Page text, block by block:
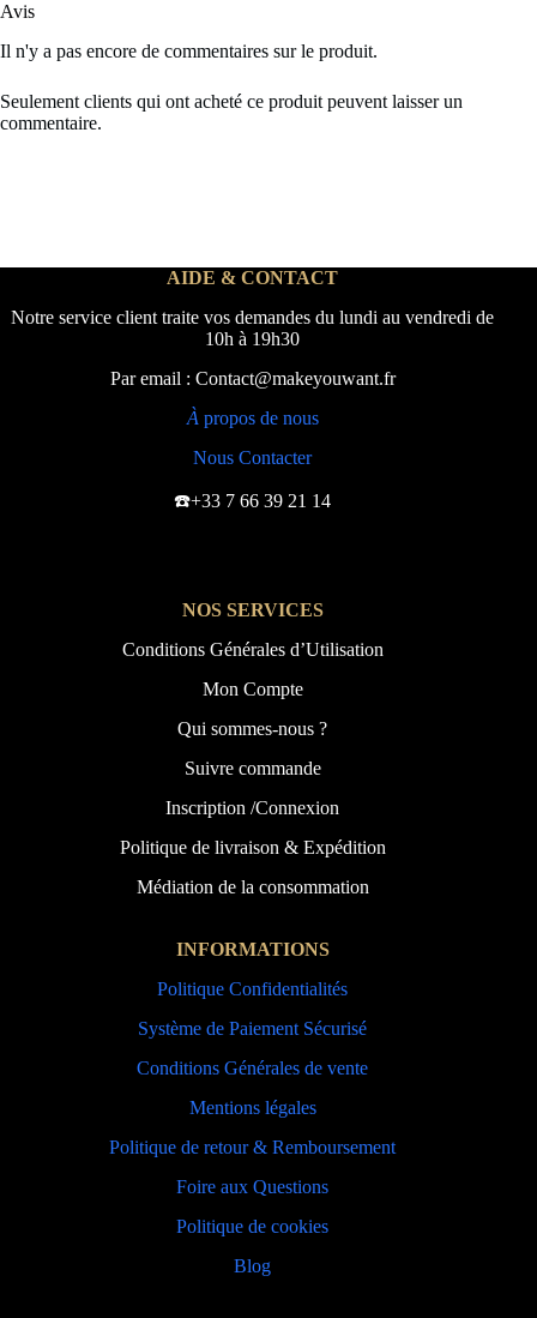
Avis
Il n'y a pas encore de commentaires sur le produit.
Seulement clients qui ont acheté ce produit peuvent laisser un
commentaire.
AIDE & CONTACT
Notre service client traite vos demandes du lundi au vendredi de
10h à 19h30
Par email : Contact@makeyouwant.fr
À propos de nous
Nous Contacter
☎️+33 7 66 39 21 14
NOS SERVICES
Conditions Générales d’Utilisation
Mon Compte
Qui sommes-nous ?
Suivre commande
Inscription /Connexion
Politique de livraison & Expédition
Médiation de la consommation
INFORMATIONS
Politique Confidentialités
Système de Paiement Sécurisé
Conditions Générales de vente
Mentions légales
Politique de retour & Remboursement
Foire aux Questions
Politique de cookies
Blog